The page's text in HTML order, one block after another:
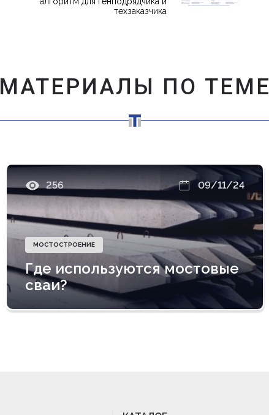
техзаказчика
МАТЕРИАЛЫ ПО ТЕМЕ
256 09/11/24
МОСТОСТРОЕНИЕ
Где используются мостовые
сваи?